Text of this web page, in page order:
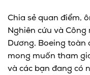
Chia sẻ quan điểm,
Nghiên cứu và Công
Dương, Boeing toàn
mong muốn tham
và các bạn đang có